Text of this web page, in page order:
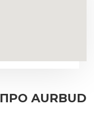
ПРО AURBUD